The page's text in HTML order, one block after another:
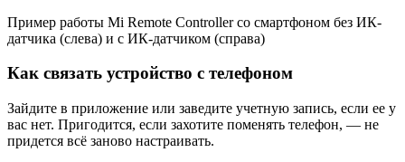
Пример работы Mi Remote Controller со смартфоном без ИК-
датчика (слева) и с ИК-датчиком (справа)
Как связать устройство с телефоном
Зайдите в приложение или заведите учетную запись, если ее у
вас нет. Пригодится, если захотите поменять телефон, — не
придется всё заново настраивать.